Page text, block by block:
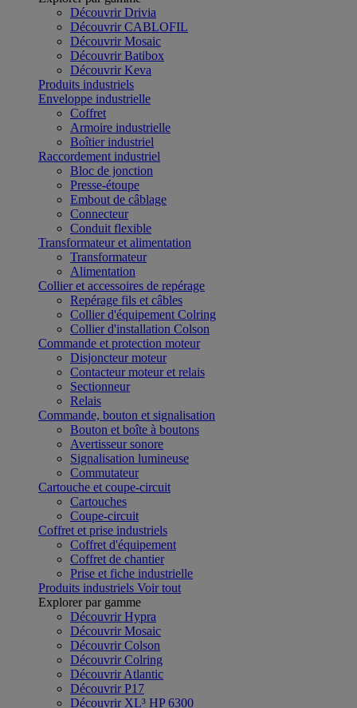
Découvrir Drivia
Découvrir CABLOFIL
Découvrir Mosaic
Découvrir Batibox
Découvrir Keva
Produits industriels
Enveloppe industrielle
Coffret
Armoire industrielle
Boîtier industriel
Raccordement industriel
Bloc de jonction
Presse-étoupe
Embout de câblage
Connecteur
Conduit flexible
Transformateur et alimentation
Transformateur
Alimentation
Collier et accessoires de repérage
Repérage fils et câbles
Collier d'équipement Colring
Collier d'installation Colson
Commande et protection moteur
Disjoncteur moteur
Contacteur moteur et relais
Sectionneur
Relais
Commande, bouton et signalisation
Bouton et boîte à boutons
Avertisseur sonore
Signalisation lumineuse
Commutateur
Cartouche et coupe-circuit
Cartouches
Coupe-circuit
Coffret et prise industriels
Coffret d'équipement
Coffret de chantier
Prise et fiche industrielle
Produits industriels Voir tout
Explorer par gamme
Découvrir Hypra
Découvrir Mosaic
Découvrir Colson
Découvrir Colring
Découvrir Atlantic
Découvrir P17
Découvrir XL³ HP 6300